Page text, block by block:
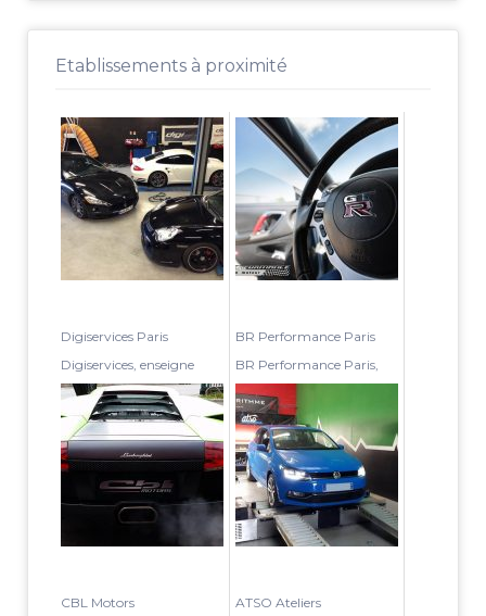
Etablissements à proximité
Digiservices Paris
Digiservices, enseigne
présente dans la France
entière, a sa maison mère
à Crois...
BR Performance Paris
BR Performance Paris,
situé dans la Zone
Industrielle de Vaux Le
Pénil à proximi...
CBL Motors
ATSO Ateliers